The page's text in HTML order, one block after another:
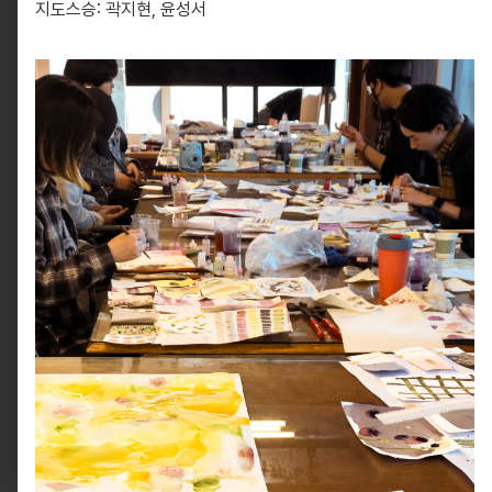
지도스승: 곽지현, 윤성서
10881, 경기도 파주시 회동길 330
info@pati.kr
330 Hoedong-gil, Paju-si, Gyeonggi-do 10881,
South Korea
info@pati.kr